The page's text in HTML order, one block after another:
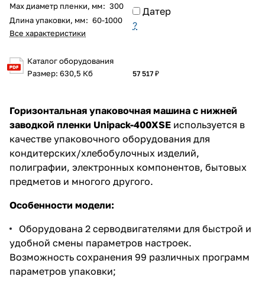
Max диаметр пленки, мм: 300
Длина упаковки, мм: 60-1000
Все характеристики
Каталог оборудования
Размер: 630,5 Кб
Датер
?
57 517 ₽
Горизонтальная упаковочная машина с нижней
заводкой пленки Unipack-400XSE используется в
качестве упаковочного оборудования для
кондитерских/хлебобулочных изделий,
полиграфии, электронных компонентов, бытовых
предметов и многого другого.
Особенности модели:
Оборудована 2 серводвигателями для быстрой и
удобной смены параметров настроек.
Возможность сохранения 99 различных программ
параметров упаковки;